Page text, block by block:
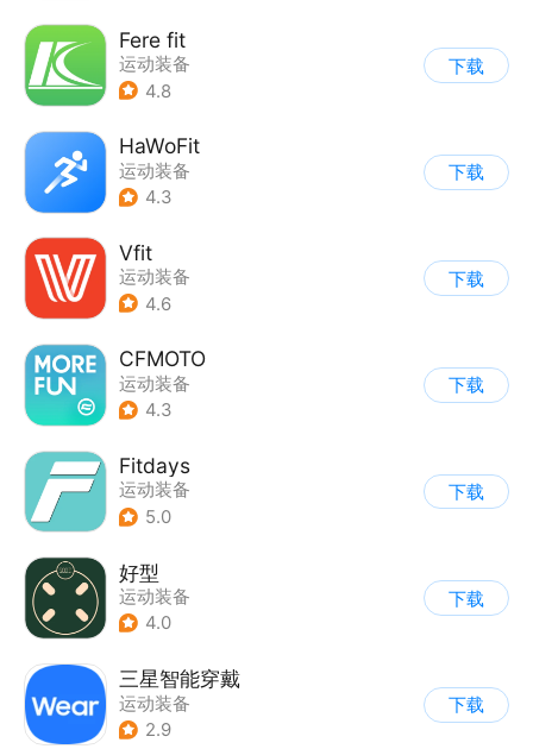
Fere fit
运动装备
4.8
下载
HaWoFit
运动装备
4.3
下载
Vfit
运动装备
4.6
下载
CFMOTO
运动装备
4.3
下载
Fitdays
运动装备
5.0
下载
好型
运动装备
4.0
下载
三星智能穿戴
运动装备
2.9
下载